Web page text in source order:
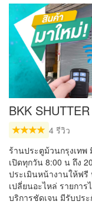
BKK
4 รีวิว
ร้านประตูม้วนกรุงเทพ
เปิดทุกวัน 8:00 น ถึง
ประเมินหน้างานให้ฟ
เปลี่ยนอะไหล่ รายกา
บริการชัดเจน มีรับปร